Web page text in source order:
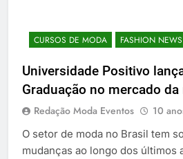
CURSOS DE MODA FASHION NEWS
Universidade Positivo
Graduação no mercado da
Redação Moda Eventos 10
O setor de moda no Brasil tem
mudanças ao longo dos últimos